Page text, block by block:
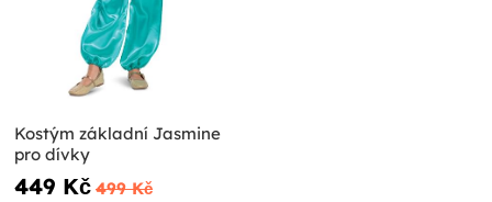
Kostým základní Jasmine
pro dívky
449 Kč 499 Kč